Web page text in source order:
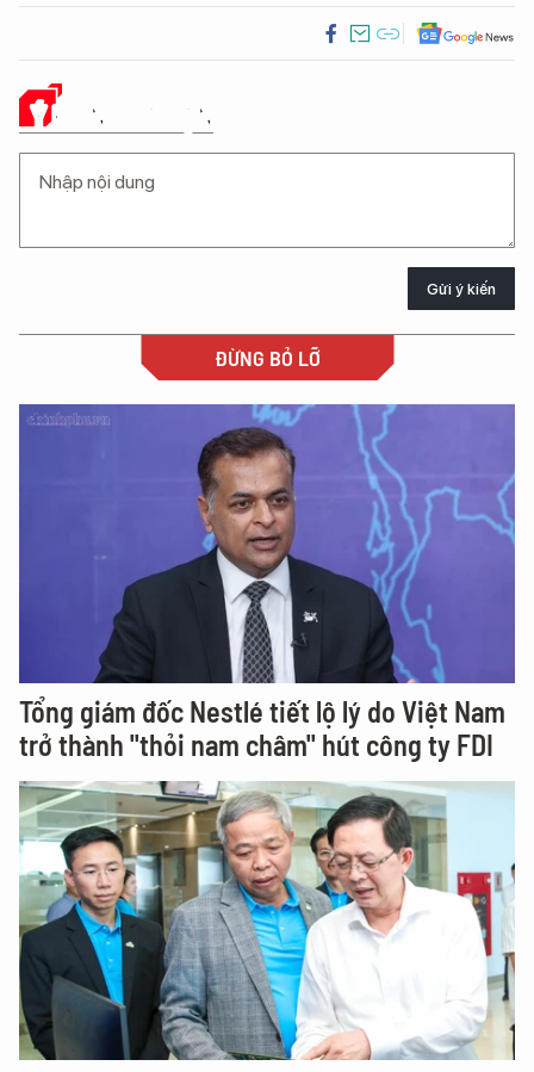
Ý KIẾN CỦA BẠN
Gửi ý kiến
ĐỪNG BỎ LỠ
Tổng giám đốc Nestlé tiết lộ lý do Việt Nam
trở thành "thỏi nam châm" hút công ty FDI